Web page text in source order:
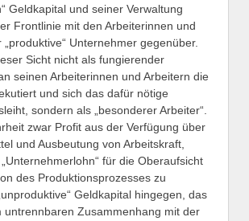
Geldkapital und seiner Verwaltung
Frontlinie mit den Arbeiterinnen und
Unternehmer gegenüber.
Sicht nicht als fungierender
seinen Arbeiterinnen und Arbeitern die
und sich das dafür nötige
sondern als „besonderer Arbeiter“.
zwar Profit aus der Verfügung über
und Ausbeutung von Arbeitskraft,
für die Oberaufsicht
des Produktionsprozesses zu
Geldkapital hingegen, das
untrennbaren Zusammenhang mit der